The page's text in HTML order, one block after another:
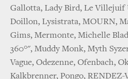
Gallotta, Lady Bird, Le Villejuif
Doillon, Lysistrata, MOURN,
Gims, Mermonte, Michelle
360°", Muddy Monk, Myth
Vague, Odezenne, Ofenbach,
Kalkbrenner, Pongo, RENDEZ-